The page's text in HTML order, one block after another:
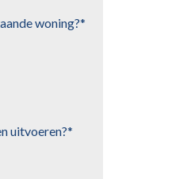
woning?*
uitvoeren?*